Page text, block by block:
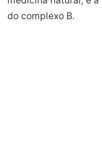
do complexo B.